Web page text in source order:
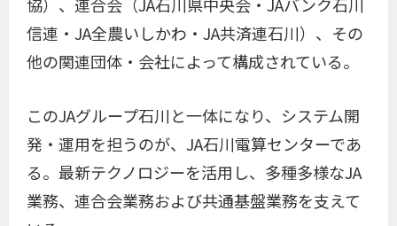
信連・JA全農いしかわ・JA共済連石川）、その
他の関連団体・会社によって構成されている。
このJAグループ石川と一体になり、システム開
発・運用を担うのが、JA石川電算センターであ
る。最新テクノロジーを活用し、多種多様なJA
業務、連合会業務および共通基盤業務を支えて